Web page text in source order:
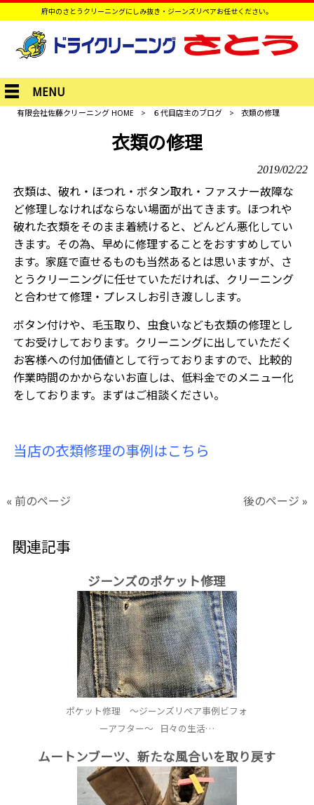
府中のさとうクリーニングにしみ抜き・ジーンズリペアお任せください。
MENU
有限会社佐藤クリーニング HOME > ６代目店主のブログ > 衣類の修理
衣類の修理
2019/02/22
衣類は、破れ・ほつれ・ボタン取れ・ファスナー故障な
ど修理しなければならない場面が出てきます。ほつれや
破れた衣類をそのまま着続けると、どんどん悪化してい
きます。その為、早めに修理することをおすすめしてい
ます。家庭で直せるものも当然あるとは思いますが、さ
とうクリーニングに任せていただければ、クリーニング
と合わせて修理・プレスしお引き渡しします。
ボタン付けや、毛玉取り、虫食いなども衣類の修理とし
てお受けしております。クリーニングに出していただく
お客様への付加価値として行っておりますので、比較的
作業時間のかからないお直しは、低料金でのメニュー化
をしております。まずはご相談ください。
当店の衣類修理の事例はこちら
« 前のページ 後のページ »
関連記事
ジーンズのポケット修理
ポケット修理 ～ジーンズリペア事例ビフォ
ーアフター～ 日々の生活…
ムートンブーツ、新たな風合いを取り戻す